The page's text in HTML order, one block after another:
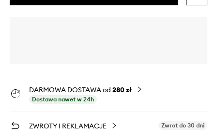
DARMOWA DOSTAWA od 280 zł
Dostawa nawet w 24h
ZWROTY I REKLAMACJE Zwrot do 30 dni